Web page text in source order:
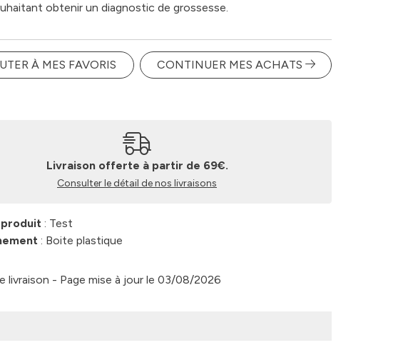
obtenir un diagnostic de grossesse.
À MES FAVORIS CONTINUER MES ACHATS
Livraison offerte à partir de 69€.
Consulter le détail de nos livraisons
: Test
: Boite plastique
- Page mise à jour le 03/08/2026